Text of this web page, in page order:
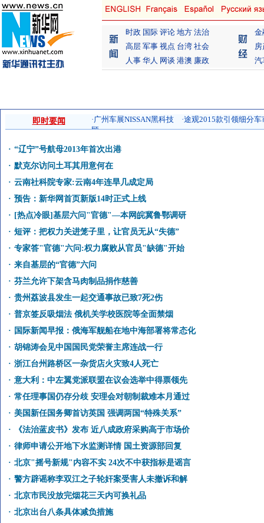
时政 国际 评论 地方 法治
高层 军事 视点 台湾 社会
人事 华人 网谈 港澳 廉政
金
房
汽
即时要闻
· “辽宁”号航母2013年首次出港
· 默克尔访问土耳其用意何在
· 云南社科院专家:云南4年连旱几成定局
· 预告：新华网首页新版14时正式上线
· [热点冷眼]基层六问"官德"—本网皖冀鲁鄂调研
· 短评：把权力关进笼子里，让官员无从“失德”
· 专家答"官德"六问:权力腐败从官员"缺德"开始
· 来自基层的“官德”六问
· 芬兰允许下架含马肉制品捐作慈善
· 贵州荔波县发生一起交通事故已致7死2伤
· 普京签反吸烟法 俄机关学校医院等全面禁烟
· 国际新闻早报：俄海军舰船在地中海部署将常态化
· 胡锦涛会见中国国民党荣誉主席连战一行
· 浙江台州路桥区一杂货店火灾致4人死亡
· 意大利：中左翼党派联盟在议会选举中得票领先
· 常任理事国仍存分歧 安理会对朝制裁难本月通过
· 美国新任国务卿首访英国 强调两国“特殊关系”
·
《法治蓝皮书》发布 近八成政府采购高于市场价
· 律师申请公开地下水监测详情 国土资源部回复
· 北京"摇号新规"内容不实 24次不中获指标是谣言
· 警方辟谣称李双江之子轮奸案受害人未撤诉和解
· 北京市民没放完烟花三天内可换礼品
· 北京出台八条具体减负措施